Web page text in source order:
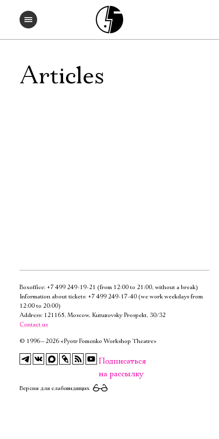
Articles
Boxoffice: +7 499 249-19-21 (from 12:00 to 21:00, without a break)
Information about tickets: +7 499 249-17-40 (we work weekdays from
12:00 to 20:00)
Address: 121165, Moscow, Kutuzovsky Prospekt, 30/32
Contact us
© 1996—2026 «Pyotr Fomenko Workshop Theatre»
Подписаться
на рассылку
Версия для слабовидящих
Электропочта
Ознакомиться